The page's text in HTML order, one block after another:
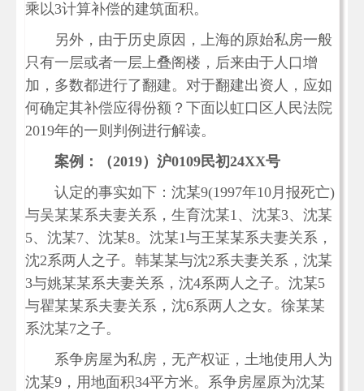
乘以3计算补偿的建筑面积。
另外，由于历史原因，上海的原始私房一般
只有一层或者一层上叠阁楼，后来由于人口增
加，多数都进行了翻建。对于翻建出资人，应如
何确定其补偿应得份额？下面以虹口区人民法院
2019年的一则判例进行解读。
案例：（2019）沪0109民初24XX号
认定的事实如下：沈某9(1997年10月报死亡)
与吴某某系夫妻关系，生育沈某1、沈某3、沈某
5、沈某7、沈某8。沈某1与王某某系夫妻关系，
沈2系两人之子。韩某某与沈2系夫妻关系，沈某
3与姚某某系夫妻关系，沈4系两人之子。沈某5
与瞿某某系夫妻关系，沈6系两人之女。徐某某
系沈某7之子。
系争房屋为私房，无产权证，土地使用人为
沈某9，用地面积34平方米。系争房屋原为沈某